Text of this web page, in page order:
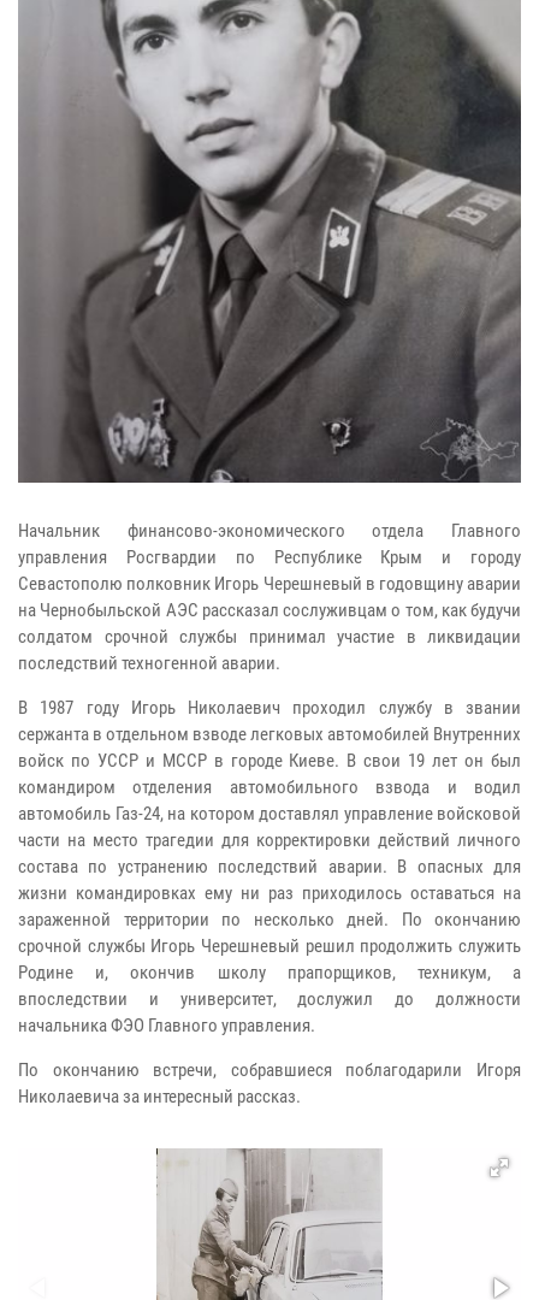
Начальник финансово-экономического отдела Главного
управления Росгвардии по Республике Крым и городу
Севастополю полковник Игорь Черешневый в годовщину аварии
на Чернобыльской АЭС рассказал сослуживцам о том, как будучи
солдатом срочной службы принимал участие в ликвидации
последствий техногенной аварии.
В 1987 году Игорь Николаевич проходил службу в звании
сержанта в отдельном взводе легковых автомобилей Внутренних
войск по УССР и МССР в городе Киеве. В свои 19 лет он был
командиром отделения автомобильного взвода и водил
автомобиль Газ-24, на котором доставлял управление войсковой
части на место трагедии для корректировки действий личного
состава по устранению последствий аварии. В опасных для
жизни командировках ему ни раз приходилось оставаться на
зараженной территории по несколько дней. По окончанию
срочной службы Игорь Черешневый решил продолжить служить
Родине и, окончив школу прапорщиков, техникум, а
впоследствии и университет, дослужил до должности
начальника ФЭО Главного управления.
По окончанию встречи, собравшиеся поблагодарили Игоря
Николаевича за интересный рассказ.